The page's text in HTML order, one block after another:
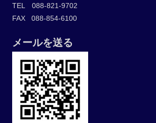
TEL 088-821-9702
FAX 088-854-6100
メールを送る